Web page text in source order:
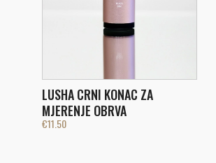
LUSHA CRNI KONAC ZA
MJERENJE OBRVA
€11.50